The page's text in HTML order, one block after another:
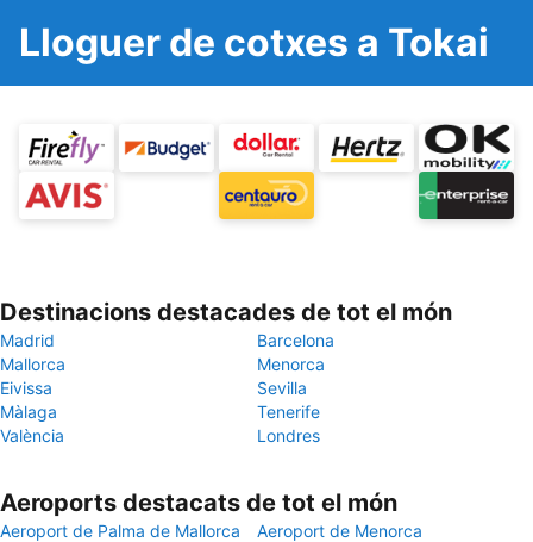
Lloguer de cotxes a Tokai
Destinacions destacades de tot el món
Madrid
Barcelona
Mallorca
Menorca
Eivissa
Sevilla
Màlaga
Tenerife
València
Londres
Aeroports destacats de tot el món
Aeroport de Palma de Mallorca
Aeroport de Menorca